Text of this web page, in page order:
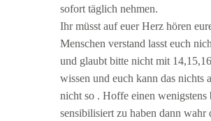
sofort täglich nehmen.
Ihr müsst auf euer Herz hören
Menschen verstand lasst euch
und glaubt bitte nicht mit
wissen und euch kann das nichts
nicht so . Hoffe einen wenigstens
sensibilisiert zu haben dann wahr